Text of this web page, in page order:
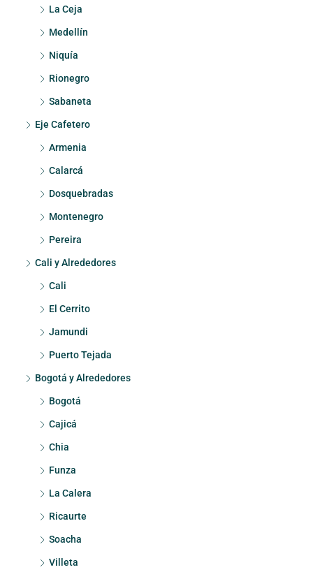
La Ceja
Medellín
Niquía
Rionegro
Sabaneta
Eje Cafetero
Armenia
Calarcá
Dosquebradas
Montenegro
Pereira
Cali y Alrededores
Cali
El Cerrito
Jamundi
Puerto Tejada
Bogotá y Alrededores
Bogotá
Cajicá
Chia
Funza
La Calera
Ricaurte
Soacha
Villeta